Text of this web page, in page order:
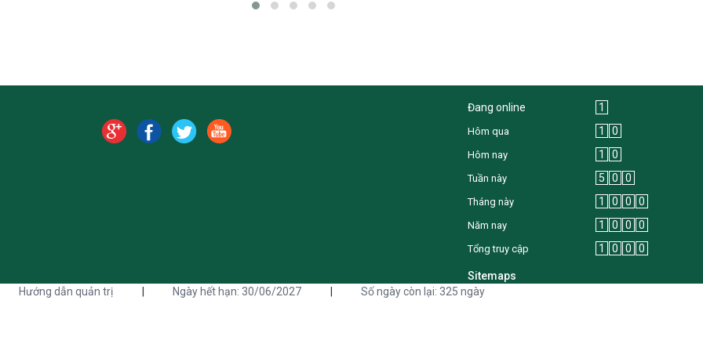
Đang online 1
Hôm qua 1 0
Hôm nay 1 0
Tuần này 5 0 0
Tháng này 1 0 0 0
Năm nay 1 0 0 0
Tổng truy cập 1 0 0 0
Sitemaps
Hướng dẫn quản trị | Ngày hết hạn: 30/06/2027 | Số ngày còn lại: 325 ngày